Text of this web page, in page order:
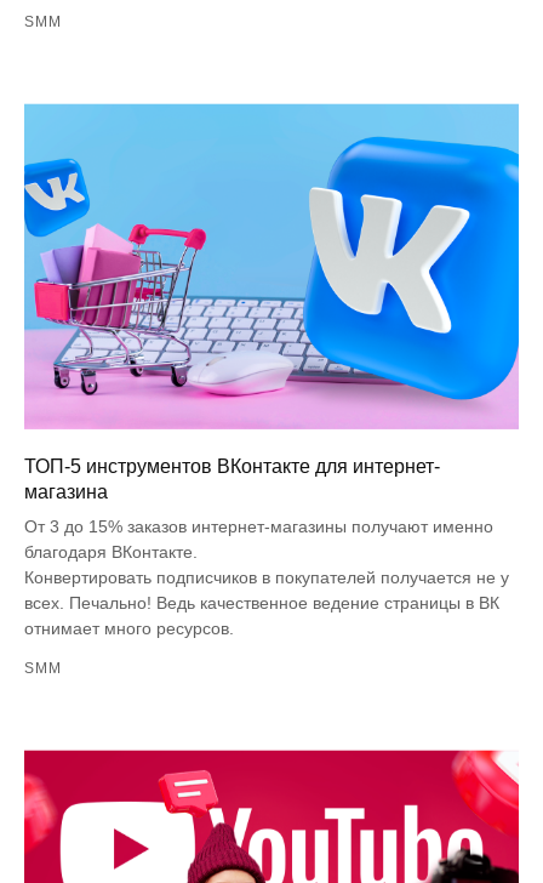
SMM
ТОП-5 инструментов ВКонтакте для интернет-
магазина
От 3 до 15% заказов интернет-магазины получают именно
благодаря ВКонтакте.
Конвертировать подписчиков в покупателей получается не у
всех. Печально! Ведь качественное ведение страницы в ВК
отнимает много ресурсов.
SMM